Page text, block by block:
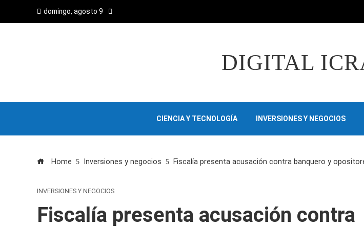
domingo, agosto 9
DIGITAL
CIENCIA Y TECNOLOGÍA INVERSIONES Y NEGOCIOS
Home Inversiones y negocios Fiscalía presenta acusación contra banquero y
INVERSIONES Y NEGOCIOS
Fiscalía presenta acusación contra